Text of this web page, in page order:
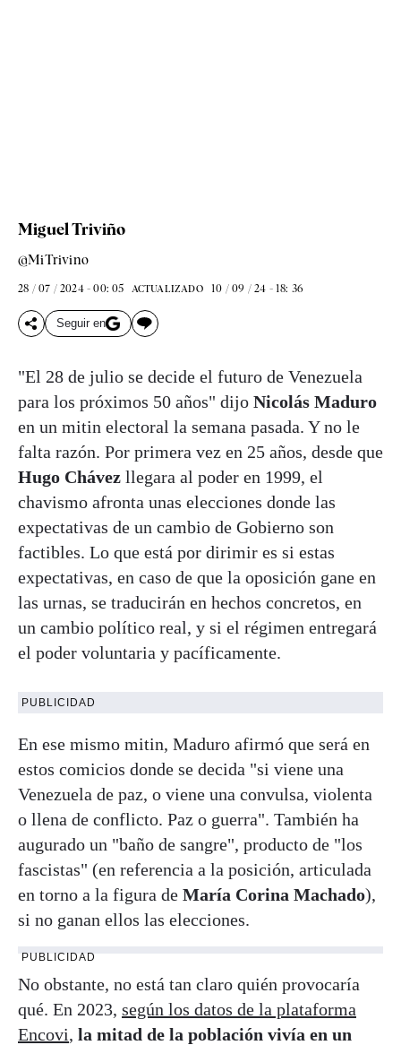
Miguel Triviño
@MiTrivino
28 / 07 / 2024 - 00: 05 ACTUALIZADO 10 / 09 / 24 - 18: 36
Seguir en
"El 28 de julio se decide el futuro de Venezuela
para los próximos 50 años" dijo Nicolás Maduro
en un mitin electoral la semana pasada. Y no le
falta razón. Por primera vez en 25 años, desde que
Hugo Chávez llegara al poder en 1999, el
chavismo afronta unas elecciones donde las
expectativas de un cambio de Gobierno son
factibles. Lo que está por dirimir es si estas
expectativas, en caso de que la oposición gane en
las urnas, se traducirán en hechos concretos, en
un cambio político real, y si el régimen entregará
el poder voluntaria y pacíficamente.
PUBLICIDAD
En ese mismo mitin, Maduro afirmó que será en
estos comicios donde se decida "si viene una
Venezuela de paz, o viene una convulsa, violenta
o llena de conflicto. Paz o guerra". También ha
augurado un "baño de sangre", producto de "los
fascistas" (en referencia a la posición, articulada
en torno a la figura de María Corina Machado),
si no ganan ellos las elecciones.
PUBLICIDAD
No obstante, no está tan claro quién provocaría
qué. En 2023, según los datos de la plataforma
Encovi, la mitad de la población vivía en un